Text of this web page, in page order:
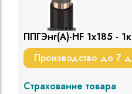
ППГЭнг(A)-HF 1х185 -
Производство до 7
Страхование товара